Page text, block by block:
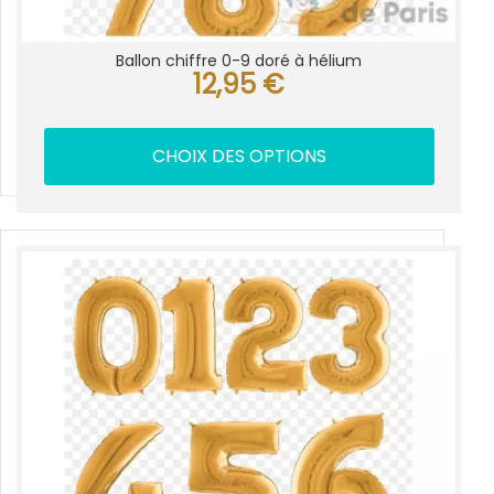
Ballon chiffre 0-9 doré à hélium
12,95 €
CHOIX DES OPTIONS
plusieurs
variations.
Les
options
peuvent
choisies
sur
la